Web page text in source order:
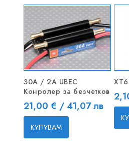
30A / 2A UBEC
Конролер за безчетков
Цена
21,00 € / 41,07 лв
КУПУВАМ